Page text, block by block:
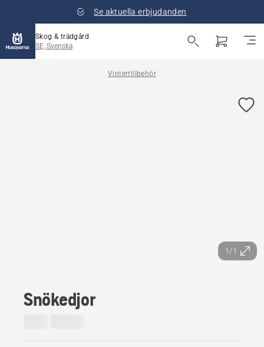
Se aktuella erbjudanden
Skog & trädgård
SE, Svenska
Vintertillbehör
1/1
Snökedjor